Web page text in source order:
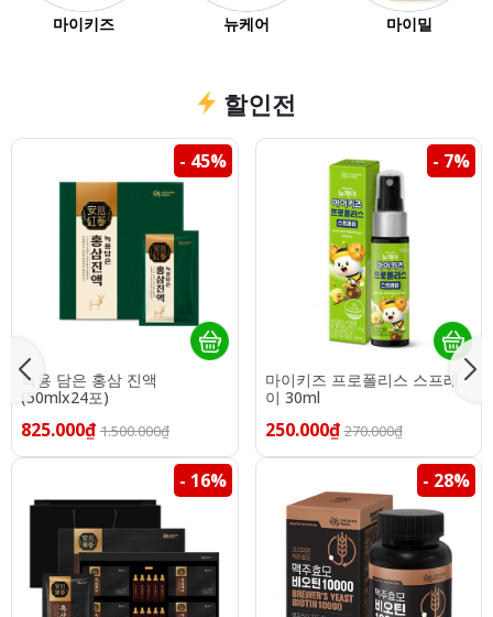
마이키즈 뉴케어 마이밀
할인전
- 45%
녹용 담은 홍삼 진액
(50mlx24포)
825.000₫ 1.500.000₫
- 7%
마이키즈 프로폴리스 스프레
이 30ml
250.000₫ 270.000₫
- 16% - 28%